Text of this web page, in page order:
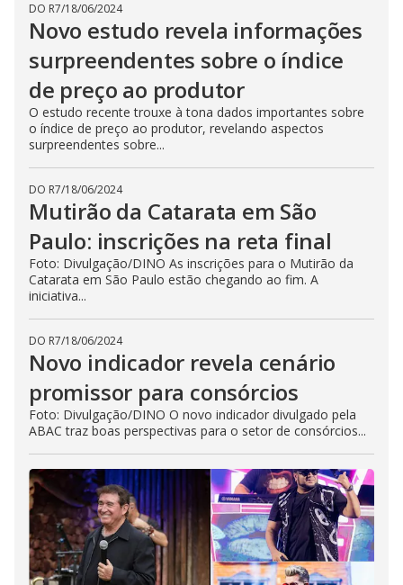
DO R7/18/06/2024
Novo estudo revela informações
surpreendentes sobre o índice
de preço ao produtor
O estudo recente trouxe à tona dados importantes sobre
o índice de preço ao produtor, revelando aspectos
surpreendentes sobre...
DO R7/18/06/2024
Mutirão da Catarata em São
Paulo: inscrições na reta final
Foto: Divulgação/DINO As inscrições para o Mutirão da
Catarata em São Paulo estão chegando ao fim. A
iniciativa...
DO R7/18/06/2024
Novo indicador revela cenário
promissor para consórcios
Foto: Divulgação/DINO O novo indicador divulgado pela
ABAC traz boas perspectivas para o setor de consórcios...